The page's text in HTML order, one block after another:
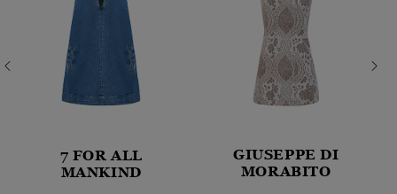
7 FOR ALL
MANKIND
GIUSEPPE DI
MORABITO